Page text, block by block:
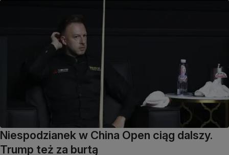
Niespodzianek w China Open ciąg dalszy.
Trump też za burtą